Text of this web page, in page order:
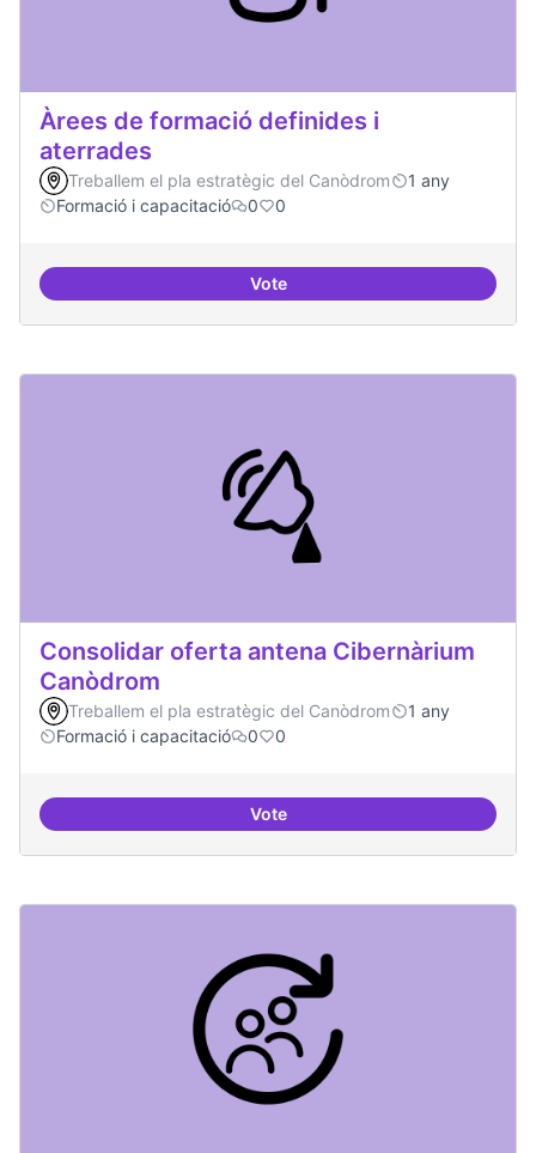
Àrees de formació definides i
aterrades
Treballem el pla estratègic del Canòdrom
1 any
Formació i capacitació
0 0
VoteÀrees de formació definides i
Consolidar oferta antena Cibernàrium
Canòdrom
Treballem el pla estratègic del Canòdrom
1 any
Formació i capacitació
0 0
VoteConsolidar oferta antena